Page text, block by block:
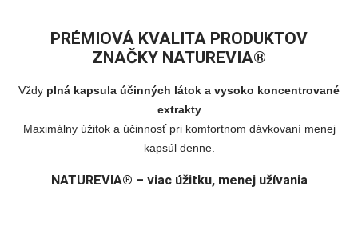
PRÉMIOVÁ KVALITA PRODUKTOV
ZNAČKY NATUREVIA®
Vždy plná kapsula účinných látok a vysoko koncentrované
extrakty
Maximálny úžitok a účinnosť pri komfortnom dávkovaní menej
kapsúl denne.
NATUREVIA® – viac úžitku, menej užívania